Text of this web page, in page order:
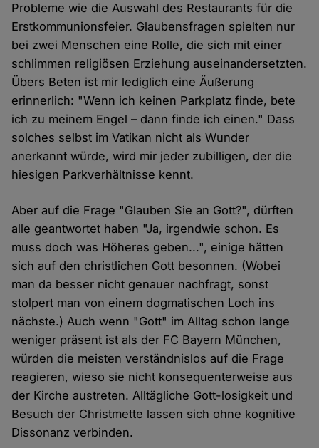
Probleme wie die Auswahl des Restaurants für die
Erstkommunionsfeier. Glaubensfragen spielten nur
bei zwei Menschen eine Rolle, die sich mit einer
schlimmen religiösen Erziehung auseinandersetzten.
Übers Beten ist mir lediglich eine Äußerung
erinnerlich: "Wenn ich keinen Parkplatz finde, bete
ich zu meinem Engel – dann finde ich einen." Dass
solches selbst im Vatikan nicht als Wunder
anerkannt würde, wird mir jeder zubilligen, der die
hiesigen Parkverhältnisse kennt.
Aber auf die Frage "Glauben Sie an Gott?", dürften
alle geantwortet haben "Ja, irgendwie schon. Es
muss doch was Höheres geben...", einige hätten
sich auf den christlichen Gott besonnen. (Wobei
man da besser nicht genauer nachfragt, sonst
stolpert man von einem dogmatischen Loch ins
nächste.) Auch wenn "Gott" im Alltag schon lange
weniger präsent ist als der FC Bayern München,
würden die meisten verständnislos auf die Frage
reagieren, wieso sie nicht konsequenterweise aus
der Kirche austreten. Alltägliche Gott-losigkeit und
Besuch der Christmette lassen sich ohne kognitive
Dissonanz verbinden.